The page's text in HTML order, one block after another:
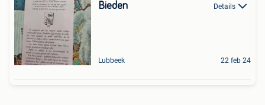
Bieden Details
Lubbeek 22 feb 24